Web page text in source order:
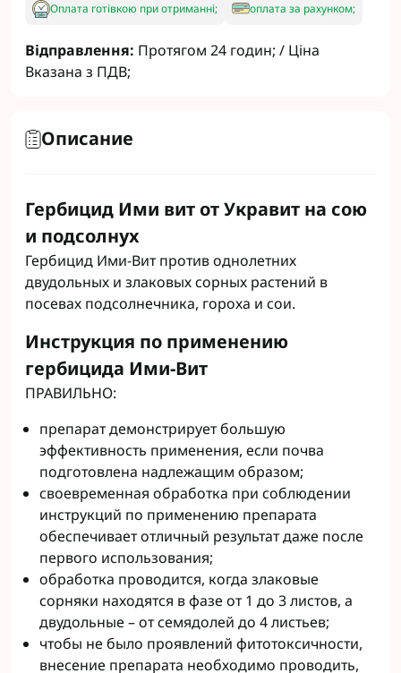
Оплата готівкою при отриманні; оплата за рахунком;
Відправлення: Протягом 24 годин; / Ціна
Вказана з ПДВ;
Описание
Гербицид Ими вит от Укравит на сою
и подсолнух
Гербицид Ими-Вит против однолетних
двудольных и злаковых сорных растений в
посевах подсолнечника, гороха и сои.
Инструкция по применению
гербицида Ими-Вит
ПРАВИЛЬНО:
препарат демонстрирует большую
эффективность применения, если почва
подготовлена надлежащим образом;
своевременная обработка при соблюдении
инструкций по применению препарата
обеспечивает отличный результат даже после
первого использования;
обработка проводится, когда злаковые
сорняки находятся в фазе от 1 до 3 листов, а
двудольные – от семядолей до 4 листьев;
чтобы не было проявлений фитотоксичности,
внесение препарата необходимо проводить,